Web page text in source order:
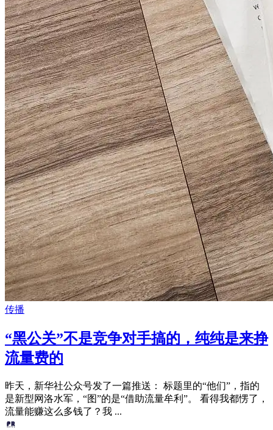
传播
“黑公关”不是竞争对手搞的，纯纯是来挣
流量费的
昨天，新华社公众号发了一篇推送： 标题里的“他们”，指的
是新型网洛水军，“图”的是“借助流量牟利”。 看得我都愣了，
流量能赚这么多钱了？我 ...